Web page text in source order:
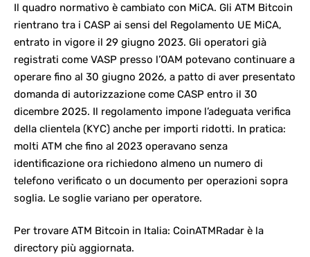
Il quadro normativo è cambiato con MiCA. Gli ATM Bitcoin
rientrano tra i CASP ai sensi del Regolamento UE MiCA,
entrato in vigore il 29 giugno 2023. Gli operatori già
registrati come VASP presso l’OAM potevano continuare a
operare fino al 30 giugno 2026, a patto di aver presentato
domanda di autorizzazione come CASP entro il 30
dicembre 2025. Il regolamento impone l’adeguata verifica
della clientela (KYC) anche per importi ridotti. In pratica:
molti ATM che fino al 2023 operavano senza
identificazione ora richiedono almeno un numero di
telefono verificato o un documento per operazioni sopra
soglia. Le soglie variano per operatore.
Per trovare ATM Bitcoin in Italia: CoinATMRadar è la
directory più aggiornata.